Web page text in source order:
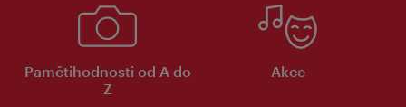
Pamětihodnosti od A do
Z
Akce